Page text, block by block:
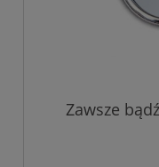
Zawsze